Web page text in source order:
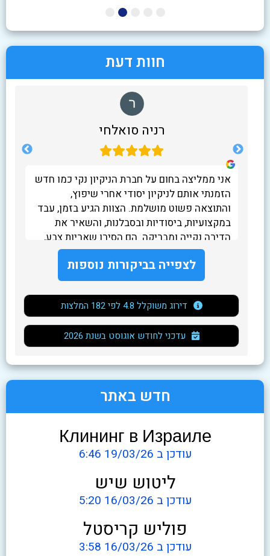
חוות דעת
רניה סואלחי
אני ממליצה בחום על חברת הניקיון נקי כמו חדש
הזמנתי אותם לניקיון יסודי אחרי שיפוץ,
והתוצאה פשוט מושלמת. הצוות הגיע בזמן, עבד
במקצועיות, ביסודיות ובסבלנות, והשאיר את
הדירה נקייה ומבריקה. הם הסירו שאריות צבע,
אבק ולכלוך מכל פינה, ולא עזבו עד שהכול היה
לשביעות רצוני.
לצפייה בביקורות נוספות
דירוג משוקלל 4.8 לפי 182 המלצות
2026 עדכני לחודש אוגוסט בשנת
חדש באתר
Клининг в Израиле
עודכן ב 19/03/26 6:46
ליטוש שיש
עודכן ב 16/03/26 5:20
פוליש קריסטל
עודכן ב 16/03/26 3:58